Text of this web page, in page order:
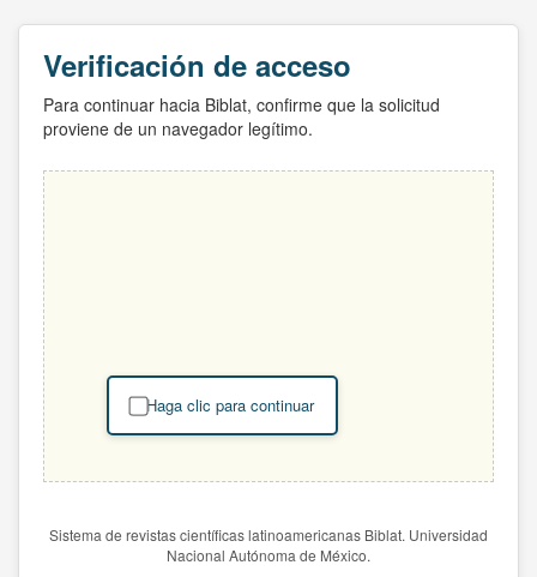
Verificación de acceso
Para continuar hacia Biblat, confirme que la solicitud
proviene de un navegador legítimo.
Haga clic para continuar
Sistema de revistas científicas latinoamericanas Biblat. Universidad
Nacional Autónoma de México.